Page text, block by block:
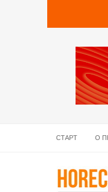
СТАРТ О